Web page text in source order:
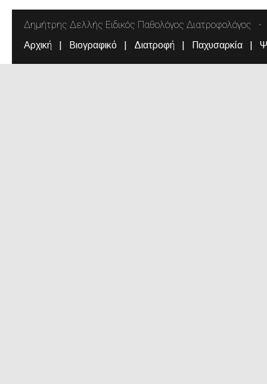
Δημήτρης Δελλής Ειδικός Παθολόγος Διατροφολόγος
Αρχική Βιογραφικό Διατροφή Παχυσαρκία